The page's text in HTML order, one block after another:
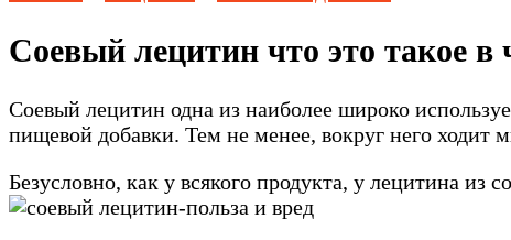
Соевый лецитин что это такое в
Соевый лецитин одна из наиболее широко
пищевой добавки. Тем не менее, вокруг него ходит
Безусловно, как у всякого продукта, у лецитина